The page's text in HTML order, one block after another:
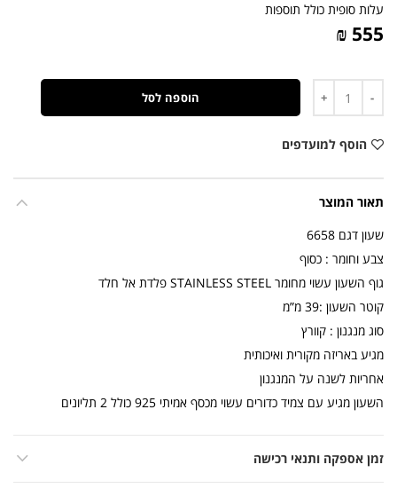
עלות סופית כולל תוספות
555 ₪
הוספה לסל
הוסף למועדפים
תאור המוצר
שעון דגם 6658
צבע וחומר : כסוף
גוף השעון עשוי מחומר STAINLESS STEEL פלדת אל חלד
קוטר השעון :39 מ”מ
סוג מנגנון : קוורץ
מגיע באריזה מקורית ואיכותית
אחריות לשנה על המנגנון
השעון מגיע עם צמיד כדורים עשוי מכסף אמיתי 925 כולל 2 תליונים
זמן אספקה ותנאי רכישה